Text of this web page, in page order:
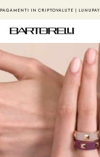
PAGAMENTI IN CRIPTOVALUTE | LUNUPAY